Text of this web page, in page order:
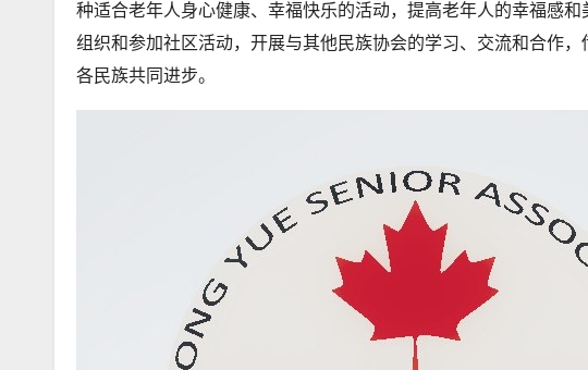
种适合老年人身心健康、幸福快乐的活动，提高老年人的幸福感
组织和参加社区活动，开展与其他民族协会的学习、交流和合作
各民族共同进步。